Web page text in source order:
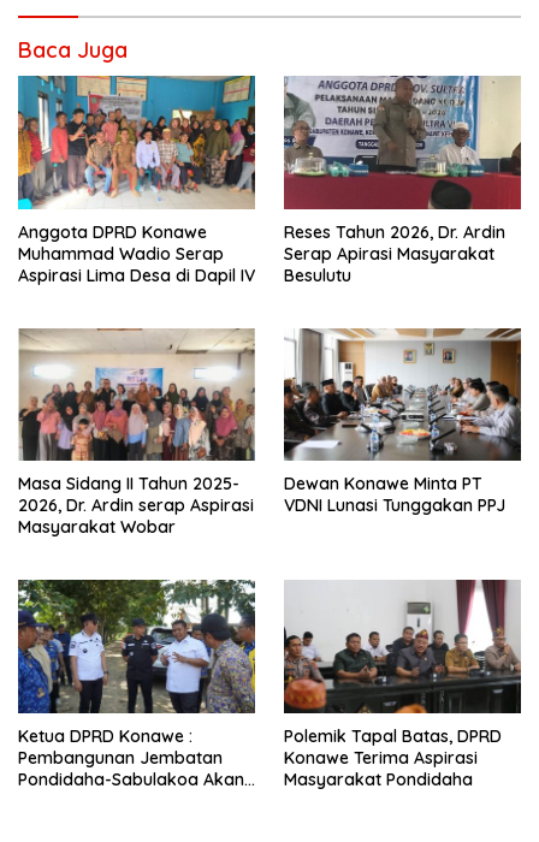
Baca Juga
Anggota DPRD Konawe
Muhammad Wadio Serap
Aspirasi Lima Desa di Dapil IV
Reses Tahun 2026, Dr. Ardin
Serap Apirasi Masyarakat
Besulutu
Masa Sidang II Tahun 2025-
2026, Dr. Ardin serap Aspirasi
Masyarakat Wobar
Dewan Konawe Minta PT
VDNI Lunasi Tunggakan PPJ
Ketua DPRD Konawe :
Pembangunan Jembatan
Pondidaha-Sabulakoa Akan
Polemik Tapal Batas, DPRD
Konawe Terima Aspirasi
Masyarakat Pondidaha